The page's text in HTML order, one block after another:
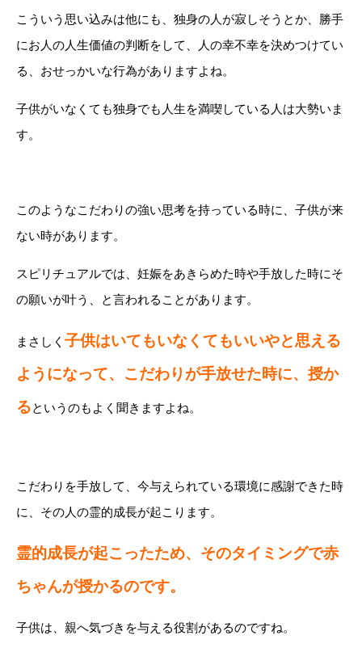
こういう思い込みは他にも、独身の人が寂しそうとか、勝手
にお人の人生価値の判断をして、人の幸不幸を決めつけてい
る、おせっかいな行為がありますよね。
子供がいなくても独身でも人生を満喫している人は大勢いま
す。
このようなこだわりの強い思考を持っている時に、子供が来
ない時があります。
スピリチュアルでは、妊娠をあきらめた時や手放した時にそ
の願いが叶う、と言われることがあります。
まさしく 子供はいてもいなくてもいいやと思える
ようになって、こだわりが手放せた時に、授か
るというのもよく聞きますよね。
こだわりを手放して、今与えられている環境に感謝できた時
に、その人の霊的成長が起こります。
霊的成長が起こったため、そのタイミングで赤
ちゃんが授かるのです。
子供は、親へ気づきを与える役割があるのですね。